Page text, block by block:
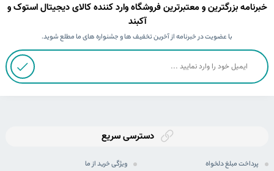
خبرنامه بزرگترین و معتبرترین فروشگاه وارد کننده کالای دیجیتال استوک و
آکبند
با عضویت در خبرنامه از آخرین تخفیف ها و جشنواره های ما مطلع شوید.
دسترسی سریع
پرداخت مبلغ دلخواه ویژگی خرید از ما